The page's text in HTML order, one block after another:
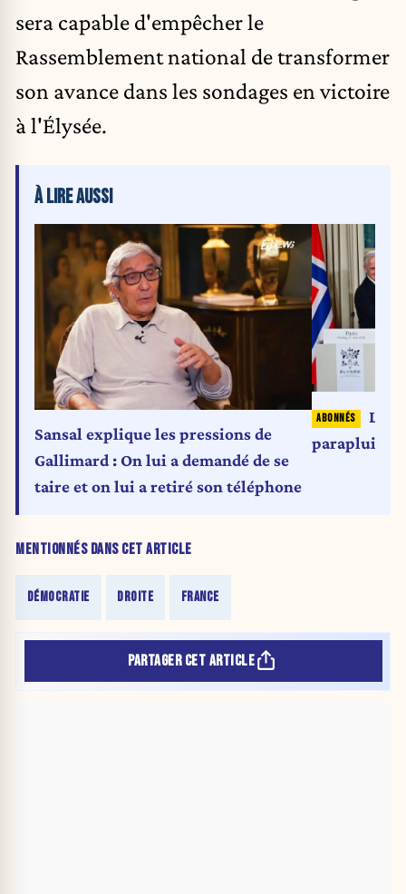
sera capable d'empêcher le
Rassemblement national de transformer
son avance dans les sondages en victoire
à l'Élysée.
MENTIONNÉS DANS CET ARTICLE
DÉMOCRATIE DROITE FRANCE
À LIRE AUSSI
Sansal explique les pressions de
Gallimard : On lui a demandé de se
taire et on lui a retiré son téléphone
La
parapluie
PARTAGER CET ARTICLE